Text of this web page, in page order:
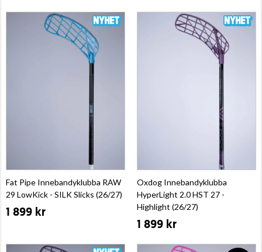
Fat Pipe Innebandyklubba RAW
29 LowKick - SILK Slicks (26/27)
1 899 kr
Oxdog Innebandyklubba
HyperLight 2.0 HST 27 -
Highlight (26/27)
1 899 kr